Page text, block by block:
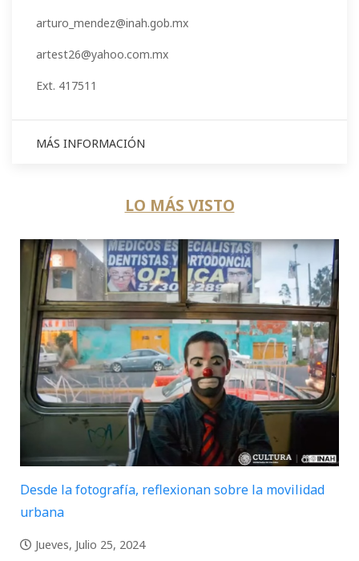
arturo_mendez@inah.gob.mx
artest26@yahoo.com.mx
Ext. 417511
MÁS INFORMACIÓN
LO MÁS VISTO
Desde la fotografía, reflexionan sobre la movilidad
urbana
Jueves, Julio 25, 2024